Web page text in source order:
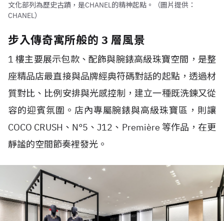
文化部列為歷史古蹟，是CHANEL的精神起點。（圖片提供：
CHANEL）
步入傳奇寓所般的 3 層風景
1 樓主要展示包款、配飾與腕錶高級珠寶空間，是整
座精品店最直接與品牌經典符碼對話的起點，透過材
質對比、比例安排與光感控制，建立一種既洗鍊又從
容的迎賓氛圍。店內專屬腕錶與高級珠寶區，則讓
COCO CRUSH、N°5、J12、Première 等作品，在更
靜謐的空間節奏裡發光。